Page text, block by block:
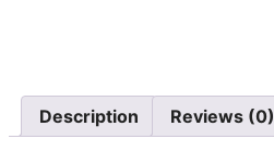
Description Reviews (0)